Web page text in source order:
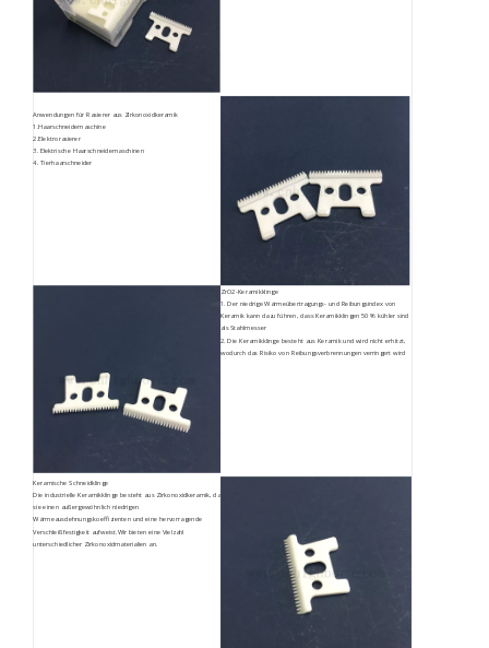
Anwendungen für Rasierer aus Zirkonoxidkeramik
1.Haarschneidemaschine
2.Elektrorasierer
3. Elektrische Haarschneidemaschinen
4. Tierhaarschneider
ZrO2-Keramikklinge
1. Der niedrige Wärmeübertragungs- und Reibungsindex von
Keramik kann dazu führen, dass Keramikklingen 50 % kühler sind
als Stahlmesser
2. Die Keramikklinge besteht aus Keramik und wird nicht erhitzt,
wodurch das Risiko von Reibungsverbrennungen verringert wird
Keramische Schneidklinge
Die industrielle Keramikklinge besteht aus Zirkonoxidkeramik, da
sie einen außergewöhnlich niedrigen
Wärmeausdehnungskoeffizienten und eine hervorragende
Verschleißfestigkeit aufweist.Wir bieten eine Vielzahl
unterschiedlicher Zirkonoxidmaterialien an.